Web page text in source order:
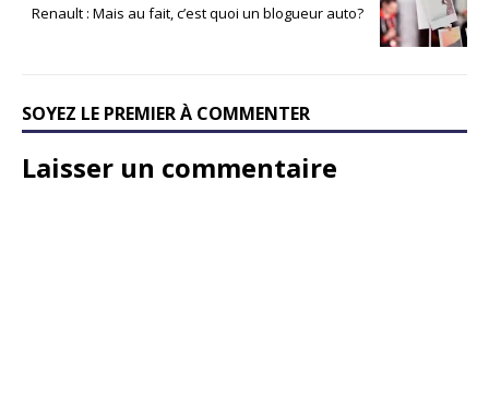
Renault : Mais au fait, c’est quoi un blogueur auto?
SOYEZ LE PREMIER À COMMENTER
Laisser un commentaire